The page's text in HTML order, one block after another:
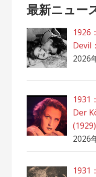
最新ニュー
1926
Devil：
2026
1931
Der
2026
1931